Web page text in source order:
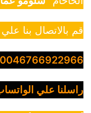
قم بالاتصال بنا
0046766922966
راسلنا علي